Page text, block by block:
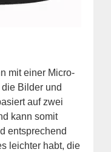
mit einer Micro-
Bilder und
auf zwei
kann somit
entsprechend
leichter habt, die